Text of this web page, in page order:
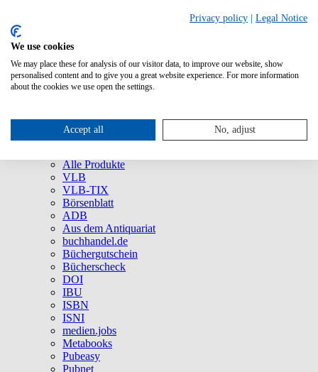
Über uns
Unternehmen
Presse
Service
Alle Produkte
VLB
VLB-TIX
Börsenblatt
ADB
Aus dem Antiquariat
buchhandel.de
Büchergutschein
Bücherscheck
DOI
IBU
ISBN
ISNI
medien.jobs
Metabooks
Pubeasy
Pubnet
Privacy policy Legal Notice
We use cookies
We may place these for analysis of our visitor data, to improve our website, show
personalised content and to give you a great website experience. For more information
about the cookies we use open the settings.
Accept all No, adjust